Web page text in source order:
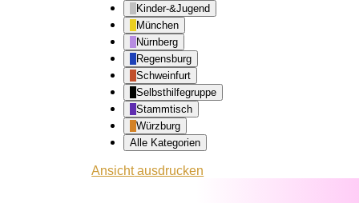
Kinder-&Jugend
München
Nürnberg
Regensburg
Schweinfurt
Selbsthilfegruppe
Stammtisch
Würzburg
Alle Kategorien
Ansichtausdrucken